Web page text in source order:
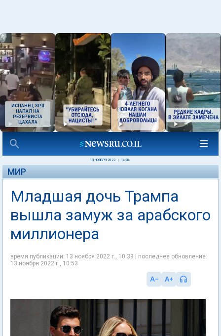
ИСПАНЕЦ ЗРЯ
НАПАЛ НА
РЕЗЕРВИСТА
ЦАХАЛА
13 НОЯБРЯ 2022 14:34
МИР
Младшая дочь Трампа
вышла замуж за арабского
миллионера
время публикации: 13 ноября 2022 г., 10:39 | последнее обновление:
13 ноября 2022 г., 10:53